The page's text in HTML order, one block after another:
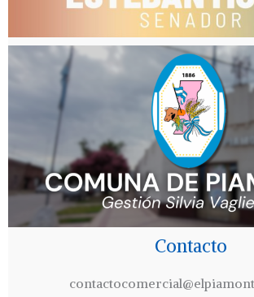
Contacto